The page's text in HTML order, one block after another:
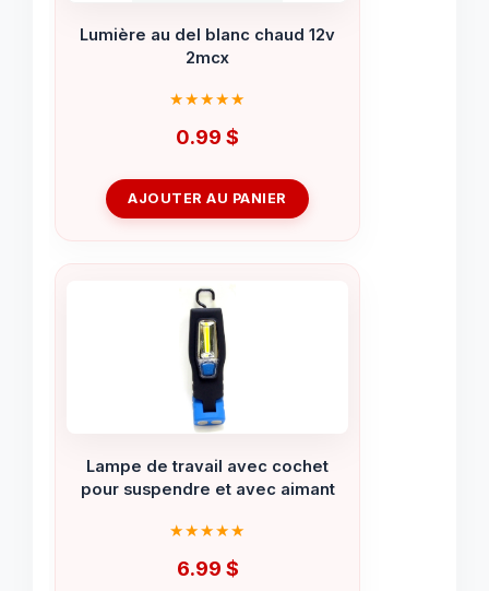
Lumière au del blanc chaud 12v
2mcx
0.99 $
AJOUTER AU PANIER
Lampe de travail avec cochet
pour suspendre et avec aimant
6.99 $